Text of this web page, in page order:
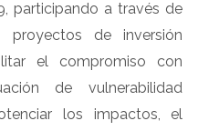
participando a través de
proyectos de inversión
el compromiso con
de vulnerabilidad
los impactos, el